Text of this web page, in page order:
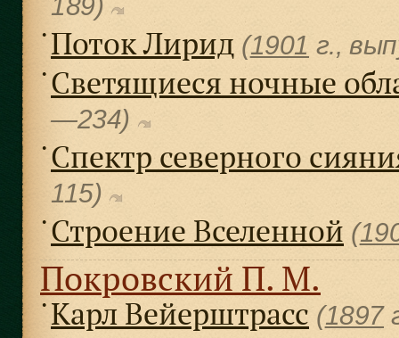
189)
● Поток Лирид (1901 г.,
● Светящиеся ночные
—234)
● Спектр северного
115)
● Строение Вселенной (
Покровский П. М.
● Карл Вейерштрасс (1897